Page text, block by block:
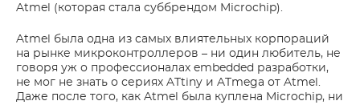
Atmel (которая стала суббрендом Microchip).
Atmel была одна из самых влиятельных корпораций
на рынке микроконтроллеров – ни один любитель, не
говоря уж о профессионалах embedded разработки,
не мог не знать о сериях ATtiny и ATmega от Atmel.
Даже после того, как Atmel была куплена Microchip, ни